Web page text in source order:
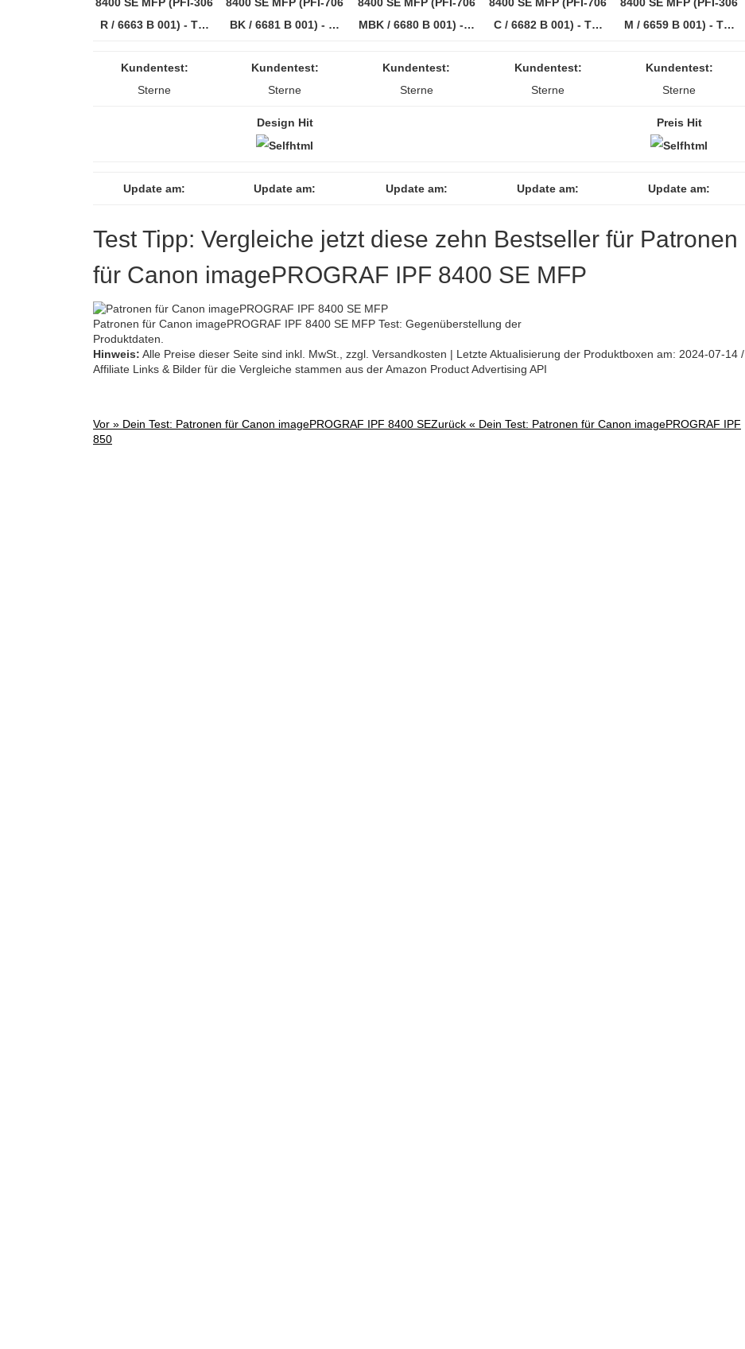
R / 6663 B 001) - T…
BK / 6681 B 001) - …
MBK / 6680 B 001) -…
C / 6682 B 001) - T…
M / 6659 B 001) - T…
Kundentest:
Sterne
Kundentest:
Sterne
Kundentest:
Sterne
Kundentest:
Sterne
Kundentest:
Sterne
Design Hit Preis Hit
Update am: Update am: Update am: Update am: Update am:
Test Tipp: Vergleiche jetzt diese zehn Bestseller für Patronen
für Canon imagePROGRAF IPF 8400 SE MFP
Patronen für Canon imagePROGRAF IPF 8400 SE MFP Test: Gegenüberstellung der
Produktdaten.
Hinweis: Alle Preise dieser Seite sind inkl. MwSt., zzgl. Versandkosten | Letzte Aktualisierung der Produktboxen am: 2024-07-14 /
Affiliate Links & Bilder für die Vergleiche stammen aus der Amazon Product Advertising API
Post
Vor » Dein Test: Patronen für Canon imagePROGRAF IPF 8400 SEZurück « Dein Test: Patronen für Canon imagePROGRAF IPF
850